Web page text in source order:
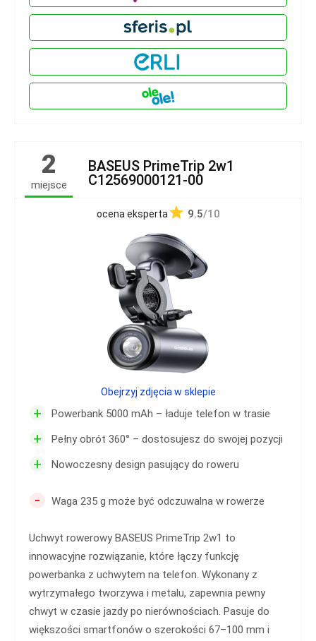
2
miejsce
BASEUS PrimeTrip 2w1
C12569000121-00
ocena eksperta 9.5/10
+ Powerbank 5000 mAh – ładuje telefon w trasie
+ Pełny obrót 360° – dostosujesz do swojej pozycji
+ Nowoczesny design pasujący do roweru
- Waga 235 g może być odczuwalna w rowerze
Uchwyt rowerowy BASEUS PrimeTrip 2w1 to
innowacyjne rozwiązanie, które łączy funkcję
powerbanka z uchwytem na telefon. Wykonany z
wytrzymałego tworzywa i metalu, zapewnia pewny
chwyt w czasie jazdy po nierównościach. Pasuje do
większości smartfonów o szerokości 67–100 mm i
Obejrzyj zdjęcia w sklepie